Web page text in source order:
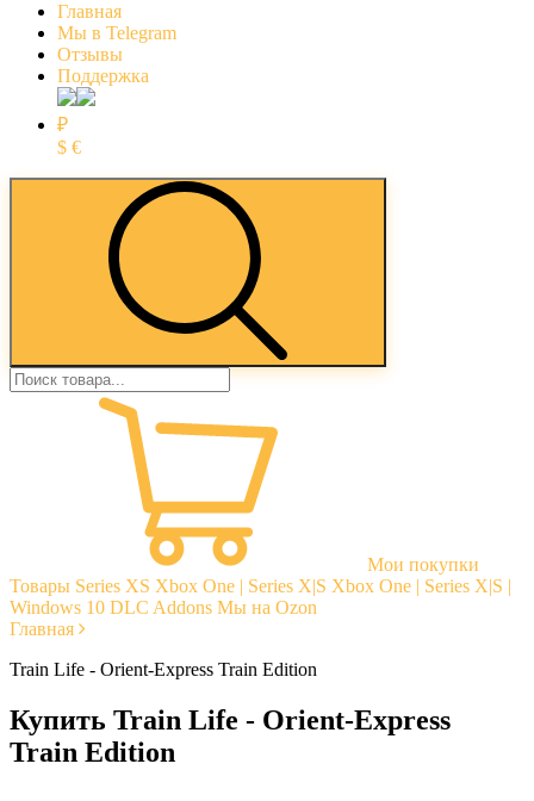
Главная
Мы в Telegram
Отзывы
Поддержка
₽
$ €
Мои покупки
Товары Series XS Xbox One | Series X|S Xbox One | Series X|S |
Windows 10 DLC Addons Мы на Ozon
Главная
Train Life - Orient-Express Train Edition
Купить Train Life - Orient-Express
Train Edition